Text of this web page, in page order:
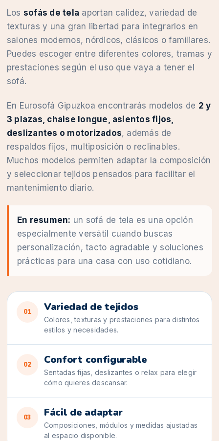
Los sofás de tela aportan calidez, variedad de
texturas y una gran libertad para integrarlos en
salones modernos, nórdicos, clásicos o familiares.
Puedes escoger entre diferentes colores, tramas y
prestaciones según el uso que vaya a tener el
sofá.
En Eurosofá Gipuzkoa encontrarás modelos de 2 y
3 plazas, chaise longue, asientos fijos,
deslizantes o motorizados, además de
respaldos fijos, multiposición o reclinables.
Muchos modelos permiten adaptar la composición
y seleccionar tejidos pensados para facilitar el
mantenimiento diario.
En resumen: un sofá de tela es una opción
especialmente versátil cuando buscas
personalización, tacto agradable y soluciones
prácticas para una casa con uso cotidiano.
01 Variedad de tejidos
Colores, texturas y prestaciones para distintos
estilos y necesidades.
02 Confort configurable
Sentadas fijas, deslizantes o relax para elegir
cómo quieres descansar.
03 Fácil de adaptar
Composiciones, módulos y medidas ajustadas
al espacio disponible.